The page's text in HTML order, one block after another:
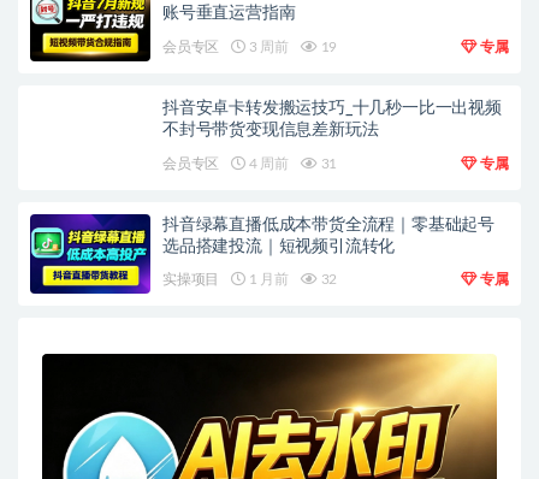
账号垂直运营指南
会员专区 3 周前 19 专属
抖音安卓卡转发搬运技巧_十几秒一比一出视频
不封号带货变现信息差新玩法
会员专区 4 周前 31 专属
抖音绿幕直播低成本带货全流程｜零基础起号
选品搭建投流｜短视频引流转化
实操项目 1 月前 32 专属